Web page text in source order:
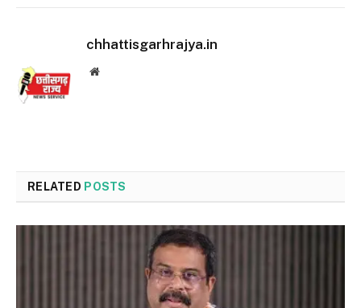
chhattisgarhrajya.in
Website
RELATED POSTS